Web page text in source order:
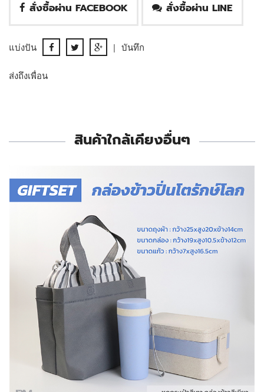
สั่งซื้อผ่าน FACEBOOK สั่งซื้อผ่าน LINE
แบ่งปัน | บันทึก
ส่งถึงเพื่อน
สินค้าใกล้เคียงอื่นๆ